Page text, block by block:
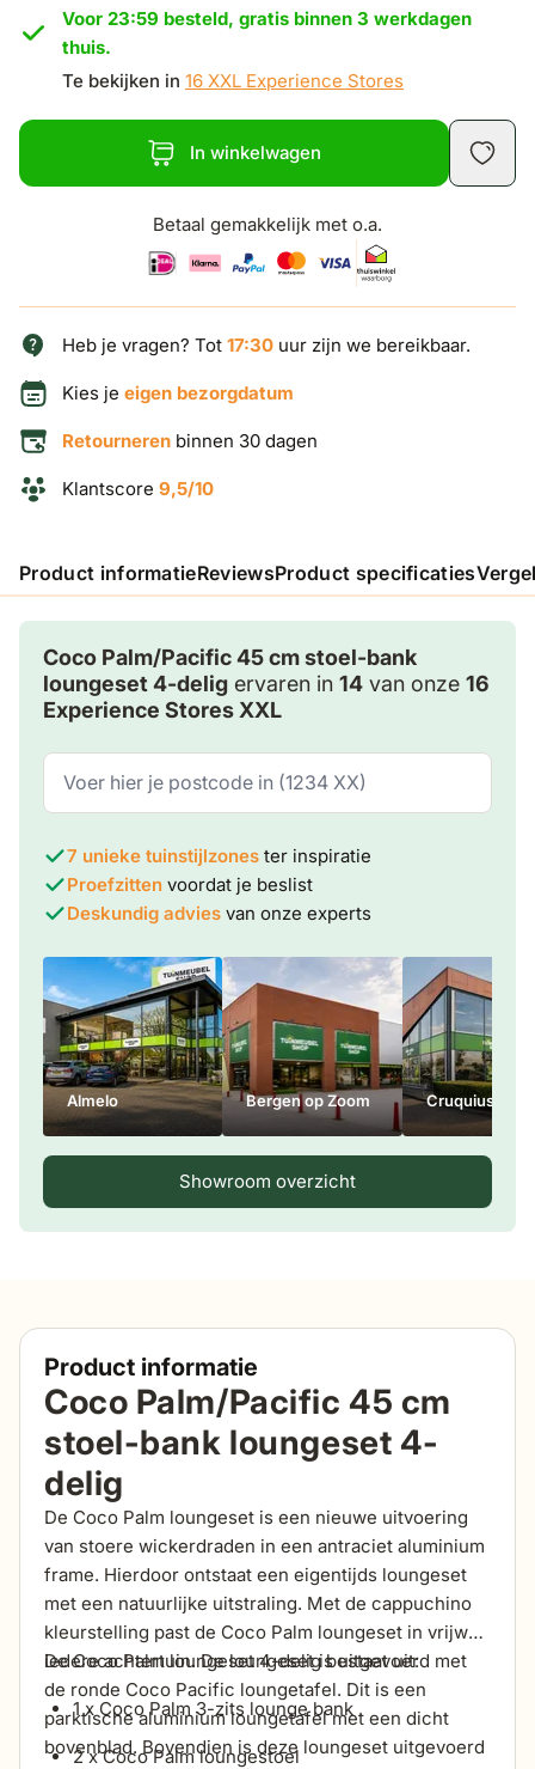
Voor 23:59 besteld, gratis binnen 3 werkdagen
thuis.
Te bekijken in 16 XXL Experience Stores
In winkelwagen
Betaal gemakkelijk met o.a.
Heb je vragen? Tot 17:30 uur zijn we bereikbaar.
Kies je eigen bezorgdatum
Retourneren binnen 30 dagen
Klantscore 9,5/10
Product informatieReviewsProduct specificaties
Coco Palm/Pacific 45 cm stoel-bank
loungeset 4-delig ervaren in 14 van onze 16
Experience Stores XXL
7 unieke tuinstijlzones ter inspiratie
Proefzitten voordat je beslist
Deskundig advies van onze experts
Almelo Bergen op Zoom Cruquius
Showroom overzicht
Product informatie
Coco Palm/Pacific 45 cm
stoel-bank loungeset 4-
delig
De Coco Palm loungeset is een nieuwe uitvoering
van stoere wickerdraden in een antraciet aluminium
frame. Hierdoor ontstaat een eigentijds loungeset
met een natuurlijke uitstraling. Met de cappuchino
kleurstelling past de Coco Palm loungeset in vrijwel
iedere achtertuin. De loungeset is uitgevoerd met
de ronde Coco Pacific loungetafel. Dit is een
parktische aluminium loungetafel met een dicht
bovenblad. Bovendien is deze loungeset uitgevoerd
De Coco Palm loungeset 4-delig bestaat uit:
1 x Coco Palm 3-zits lounge bank
2 x Coco Palm loungestoel